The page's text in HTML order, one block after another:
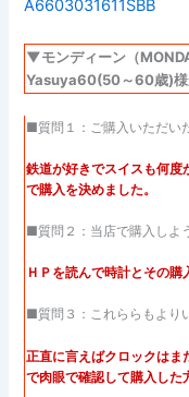
▼モンディーン（
Yasuya60(50～60歳)様
■質問１：ご購入いただい
鉄道が好きでスイスも何
で購入を決めました。
■質問２：当店で購入しよ
ＨＰを読んで時計とその
■質問３：これららもより
正直に言えばクロックは
で肉眼で確認して購入した